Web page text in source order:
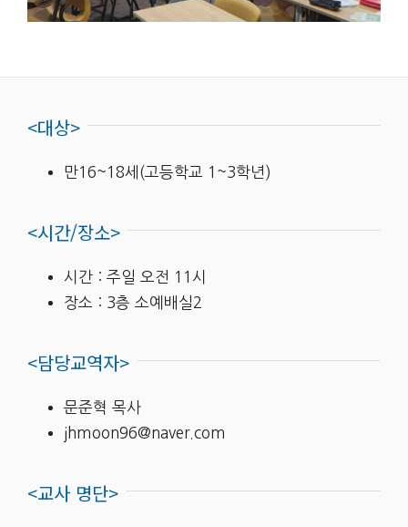
<대상>
만16~18세(고등학교 1~3학년)
<시간/장소>
시간 : 주일 오전 11시
장소 : 3층 소예배실2
<담당교역자>
문준혁 목사
jhmoon96@naver.com
<교사 명단>